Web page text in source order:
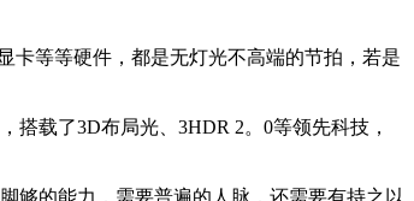
等等硬件，都是无灯光不高端的节拍，若是
载了3D布局光、3HDR 2。0等领先科技，
的能力，需要普遍的人脉，还需要有持之以